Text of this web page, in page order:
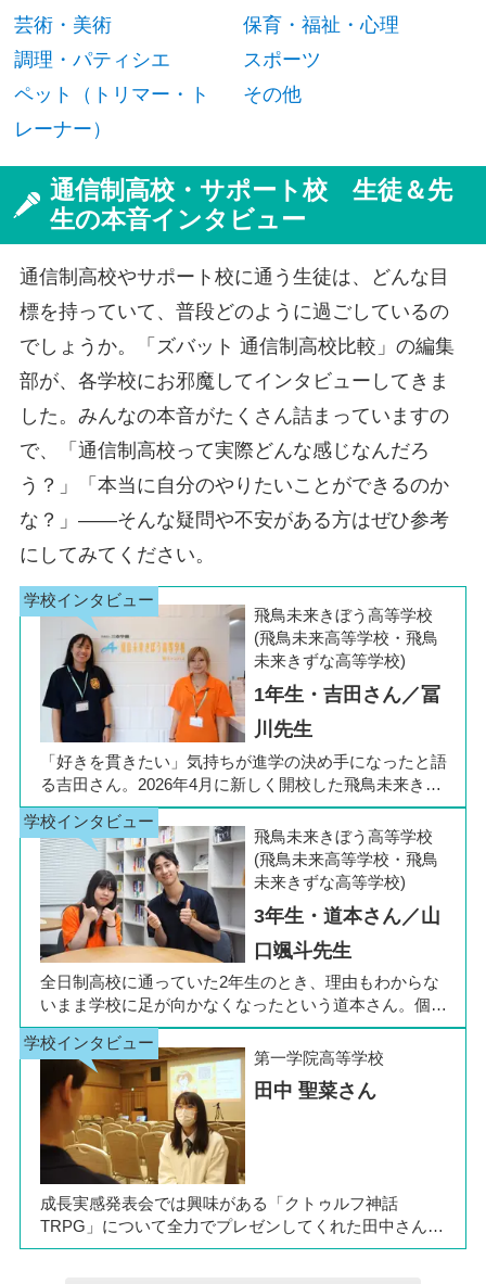
芸術・美術
保育・福祉・心理
調理・パティシエ
スポーツ
ペット（トリマー・ト
レーナー）
その他
通信制高校・サポート校 生徒＆先
生の本音インタビュー
通信制高校やサポート校に通う生徒は、どんな目
標を持っていて、普段どのように過ごしているの
でしょうか。「ズバット 通信制高校比較」の編集
部が、各学校にお邪魔してインタビューしてきま
した。みんなの本音がたくさん詰まっていますの
で、「通信制高校って実際どんな感じなんだろ
う？」「本当に自分のやりたいことができるのか
な？」――そんな疑問や不安がある方はぜひ参考
にしてみてください。
飛鳥未来きぼう高等学校
(飛鳥未来高等学校・飛鳥
未来きずな高等学校)
1年生・吉田さん／冨
川先生
「好きを貫きたい」気持ちが進学の決め手になったと語
る吉田さん。2026年4月に新しく開校した飛鳥未来きぼ
う高等学校 柏キャンパスの1年生です。彼女は中学3年
生の公立入試直前に「自分らしく過ごしながら夢に近づ
ける環境を選びたい」と思い、進路変更を決意しまし
た。今回は吉田さん、同キャンパスの冨川先生に、通信
制高校の学校生活の様子や雰囲気、行事について語って
いただきました。お互いの話からは、日々の何気ない会
話や行事を通じて育まれた、先生と生徒の温かな信頼関
係もうかがえました。
飛鳥未来きぼう高等学校
(飛鳥未来高等学校・飛鳥
未来きずな高等学校)
3年生・道本さん／山
口颯斗先生
全日制高校に通っていた2年生のとき、理由もわからな
いまま学校に足が向かなくなったという道本さん。個別
相談会で感じた先生の「温かさ」を決め手に、飛鳥未来
きぼう高等学校の町田キャンパスへの転入を選びまし
た。現在は同校に3年生として在籍しながら、オープン
キャンパスでは未来の後輩たちのサポート役「キャス
ト」として活躍しています。同校の山口颯斗先生ととも
に、通信制ならではの人との関わりや、自分らしく過ご
せる学校生活について語ってくれました。
第一学院高等学校
田中 聖菜さん
成長実感発表会では興味がある「クトゥルフ神話
TRPG」について全力でプレゼンしてくれた田中さん
は、全日制高校での生活の中で体調を崩し、12月に第一